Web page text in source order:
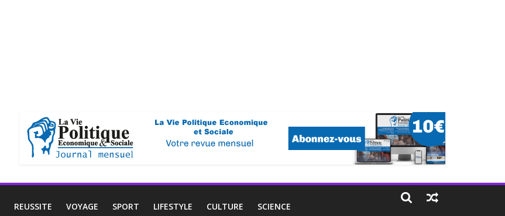
REUSSITE VOYAGE SPORT LIFESTYLE CULTURE SCIENCE